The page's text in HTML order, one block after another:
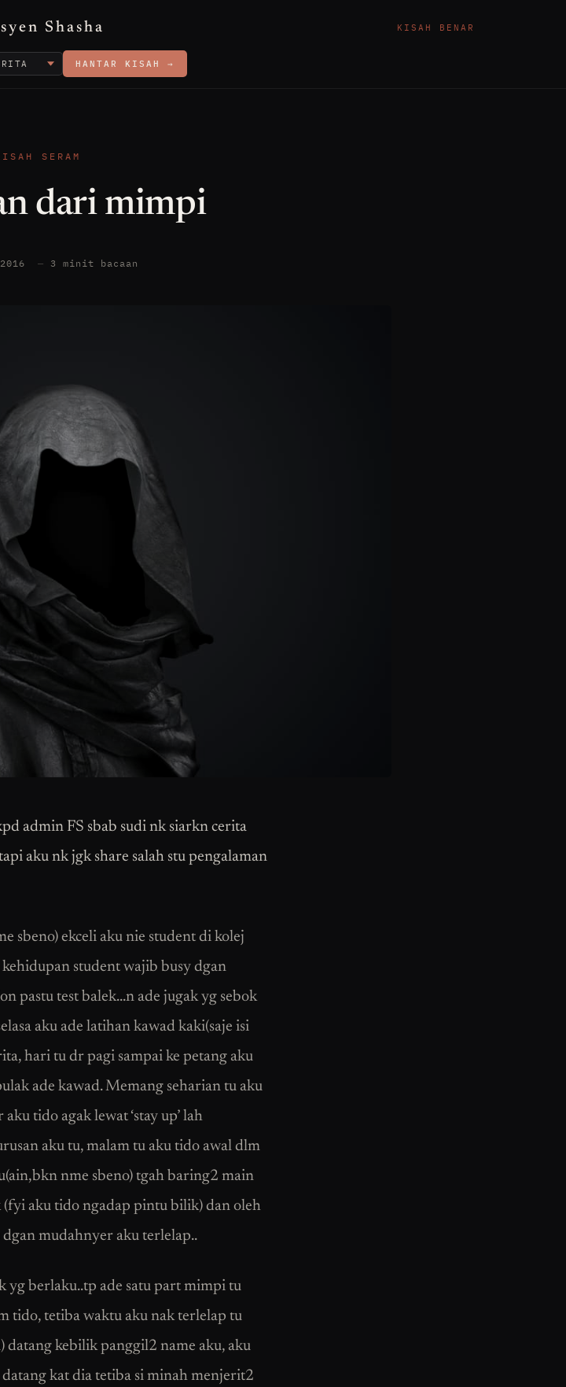
Shasha KISAH BENAR
HANTAR KISAH →
SERAM
dari mimpi
— 3 minit bacaan
admin FS sbab sudi nk siarkn cerita
aku nk jgk share salah stu pengalaman
sbeno) ekceli aku nie student di kolej
kehidupan student wajib busy dgan
pastu test balek…n ade jugak yg sebok
aku ade latihan kawad kaki(saje isi
hari tu dr pagi sampai ke petang aku
ade kawad. Memang seharian tu aku
tido agak lewat ‘stay up’ lah
aku tu, malam tu aku tido awal dlm
nme sbeno) tgah baring2 main
aku tido ngadap pintu bilik) dan oleh
mudahnyer aku terlelap..
berlaku..tp ade satu part mimpi tu
tido, tetiba waktu aku nak terlelap tu
datang kebilik panggil2 name aku, aku
kat dia tetiba si minah menjerit2